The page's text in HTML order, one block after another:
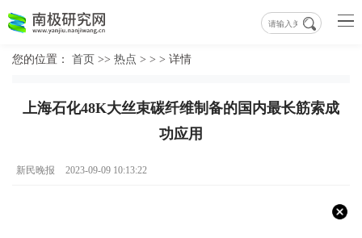
您的位置： 首页 >> 热点 > > > 详情
上海石化48K大丝束碳纤维制备的国内最长筋索成
功应用
新民晚报 2023-09-09 10:13:22